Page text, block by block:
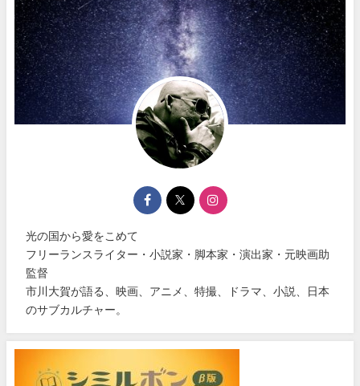
光の国から愛をこめて
フリーランスライター・小説家・脚本家・演出家・元映画助
監督
市川大賀が語る、映画、アニメ、特撮、ドラマ、小説、日本
のサブカルチャー。